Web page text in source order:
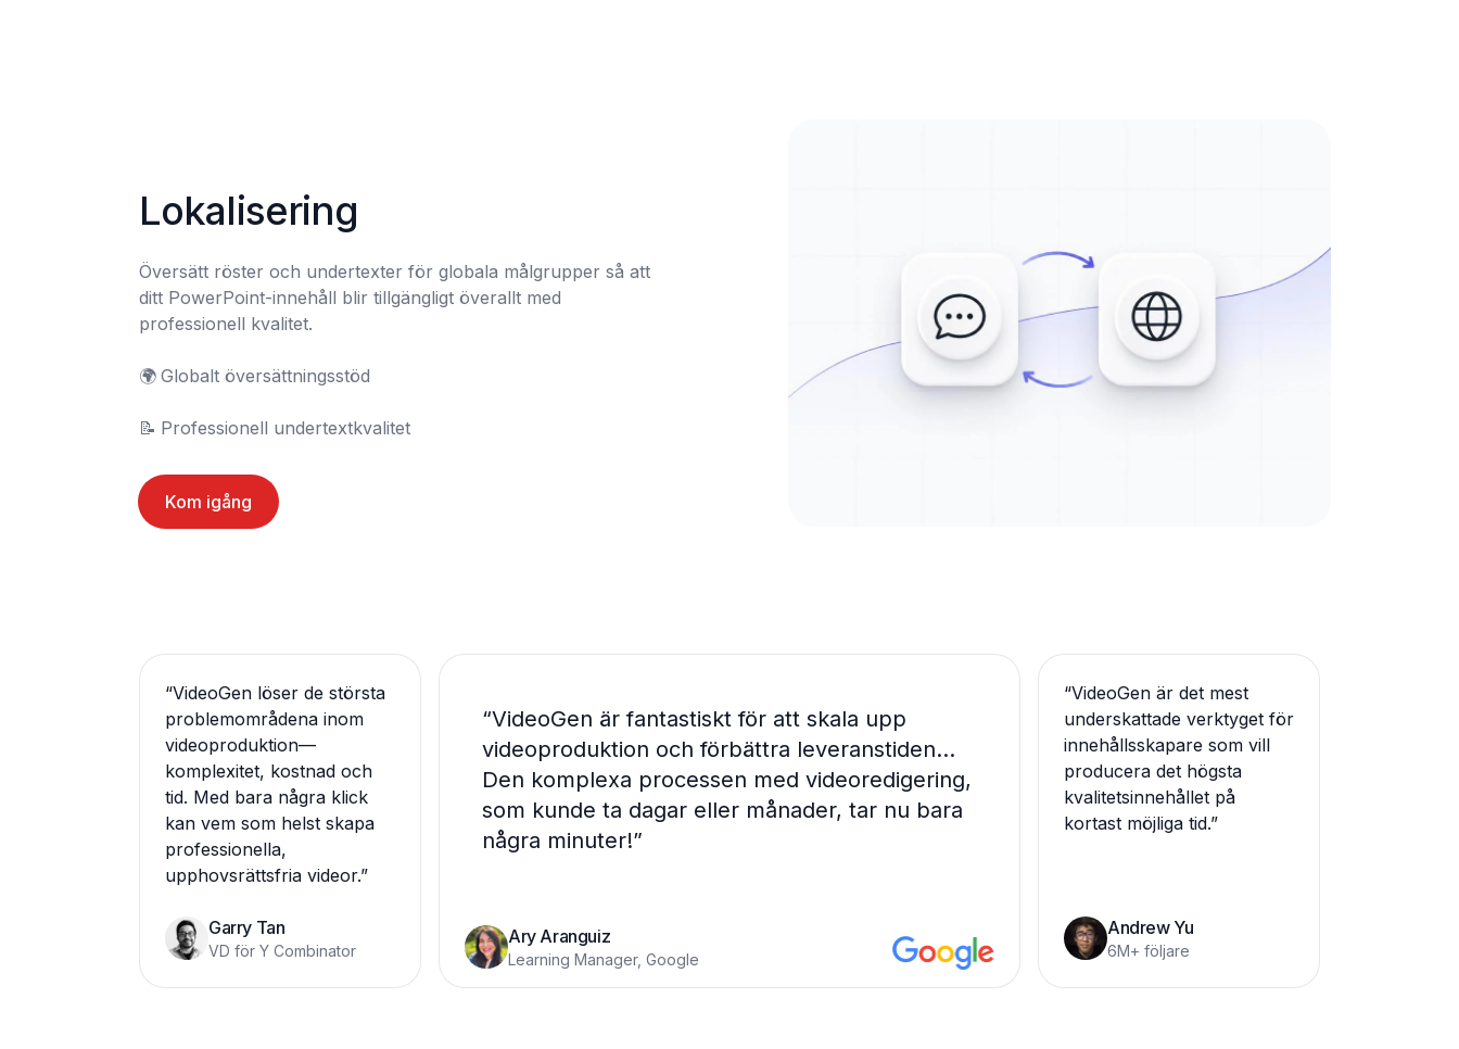
Lokalisering
Översätt röster och undertexter för globala målgrupper så att
ditt PowerPoint-innehåll blir tillgängligt överallt med
professionell kvalitet.
🌍	Globalt översättningsstöd
📝	Professionell undertextkvalitet
Kom igång
“VideoGen är fantastiskt för att skala upp
videoproduktion och förbättra leveranstiden...
Den komplexa processen med videoredigering,
som kunde ta dagar eller månader, tar nu bara
några minuter!”
Ary Aranguiz
Learning Manager, Google
“VideoGen löser de största
problemområdena inom
videoproduktion—
komplexitet, kostnad och
tid. Med bara några klick
kan vem som helst skapa
professionella,
upphovsrättsfria videor.”
Garry Tan
VD för Y Combinator
“VideoGen är det mest
underskattade verktyget för
innehållsskapare som vill
producera det högsta
kvalitetsinnehållet på
kortast möjliga tid.”
Andrew Yu
6M+ följare